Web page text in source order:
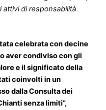
attivi di responsabilità
celebrata con decine
aver condiviso con gli
e il significato della
coinvolti in un
dalla Consulta dei
senza limiti”,